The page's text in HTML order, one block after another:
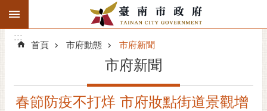
跳到主要內容區塊
搜
階
精彩府城
:::
:::
首頁 市府動態 市府新聞
市府新聞
春節防疫不打烊 市府妝點街道景觀增